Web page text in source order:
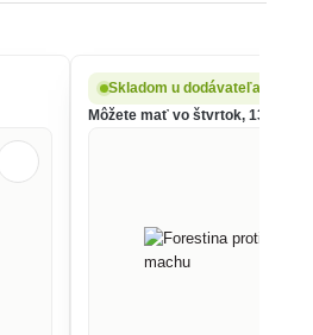
Skladom u dodávateľa
Môžete mať vo štvrtok, 13.08.